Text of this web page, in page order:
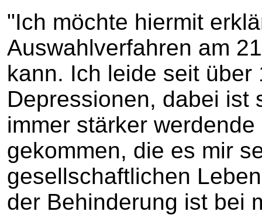
"Ich möchte hiermit
Auswahlverfahren am
kann. Ich leide seit über
Depressionen, dabei ist
immer stärker
gekommen, die es mir
gesellschaftlichen
der Behinderung ist bei